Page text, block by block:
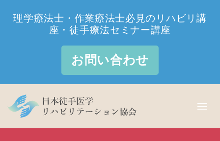
理学療法士・作業療法士必見のリハビリ講
座・徒手療法セミナー講座
お問い合わせ